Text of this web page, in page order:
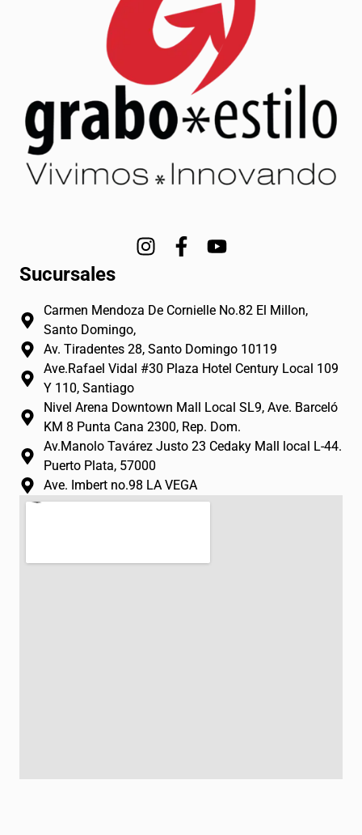
I
t
g
r
m
F
e
o
o
-
f
Y
t
b
e
Sucursales
Carmen Mendoza De Cornielle No.82 El Millon,
Santo Domingo,
Av. Tiradentes 28, Santo Domingo 10119
Ave.Rafael Vidal #30 Plaza Hotel Century Local 109
Y 110, Santiago
Nivel Arena Downtown Mall Local SL9, Ave. Barceló
KM 8 Punta Cana 2300, Rep. Dom.
Av.Manolo Tavárez Justo 23 Cedaky Mall local L-44.
Puerto Plata, 57000
Ave. Imbert no.98 LA VEGA